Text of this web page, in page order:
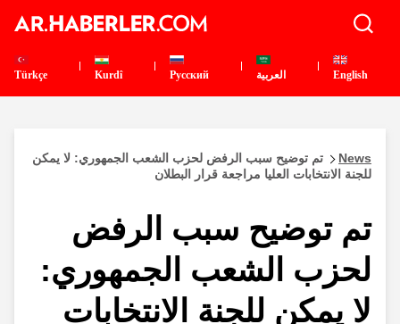
English العربية Pусский
Kurdî
Türkçe
News
تم توضيح سبب الرفض لحزب الشعب الجمهوري: لا يمكن
للجنة الانتخابات العليا مراجعة قرار البطلان
تم توضيح سبب الرفض
لحزب الشعب الجمهوري:
لا يمكن للجنة الانتخابات